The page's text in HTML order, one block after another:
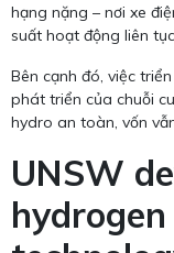
hạng nặng – nơi xe
suất hoạt động liên
Bên cạnh đó, việc
phát triển của chuỗi
hydro an toàn, vốn
UNSW